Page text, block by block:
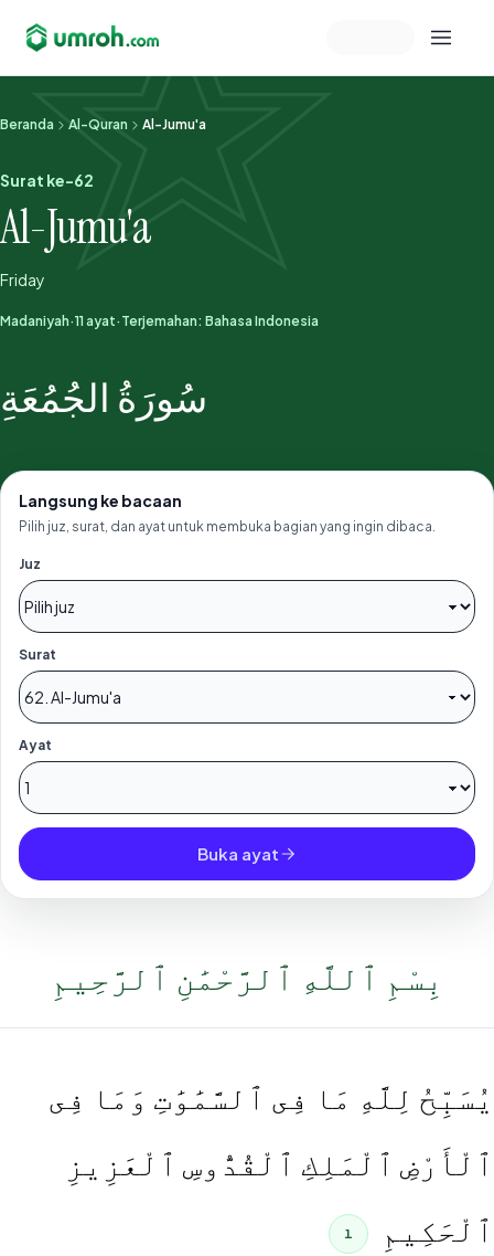
Memeriksa sesi akun
Beranda Al-Quran Al-Jumu'a
Surat ke-62
Al-Jumu'a
Friday
Madaniyah·11 ayat· Terjemahan: Bahasa Indonesia
سُورَةُ الجُمُعَةِ
Langsung ke bacaan
Pilih juz, surat, dan ayat untuk membuka bagian yang ingin dibaca.
Juz
Surat
Ayat
Buka ayat
بِسْمِ ٱللَّهِ ٱلرَّحْمَٰنِ ٱلرَّحِيمِ
يُسَبِّحُ لِلَّهِ مَا فِى ٱلسَّمَٰوَٰتِ وَمَا فِى
ٱلْأَرْضِ ٱلْمَلِكِ ٱلْقُدُّوسِ ٱلْعَزِيزِ
ٱلْحَكِيمِ
1